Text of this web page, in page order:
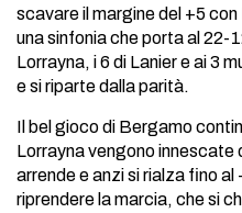
scavare il margine del +5
una sinfonia che porta al 22-
Lorrayna, i 6 di Lanier e ai 3
e si riparte dalla parità.
Il bel gioco di Bergamo
Lorrayna vengono innescate
arrende e anzi si rialza fino
riprendere la marcia, che si